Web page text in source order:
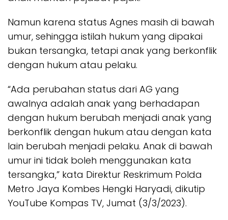
Namun karena status Agnes masih di bawah
umur, sehingga istilah hukum yang dipakai
bukan tersangka, tetapi anak yang berkonflik
dengan hukum atau pelaku.
“Ada perubahan status dari AG yang
awalnya adalah anak yang berhadapan
dengan hukum berubah menjadi anak yang
berkonflik dengan hukum atau dengan kata
lain berubah menjadi pelaku. Anak di bawah
umur ini tidak boleh menggunakan kata
tersangka,” kata Direktur Reskrimum Polda
Metro Jaya Kombes Hengki Haryadi, dikutip
YouTube Kompas TV, Jumat (3/3/2023).